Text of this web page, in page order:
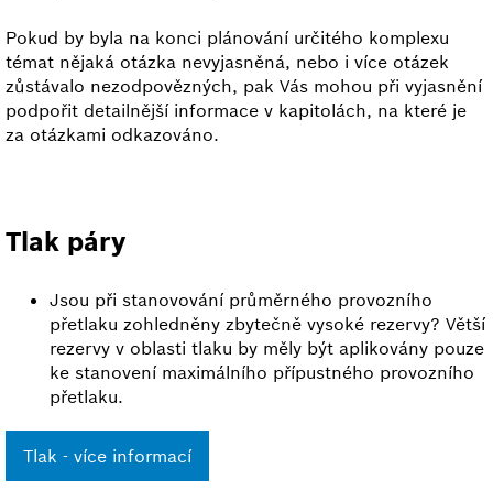
Pokud by byla na konci plánování určitého komplexu
témat nějaká otázka nevyjasněná, nebo i více otázek
zůstávalo nezodpovězných, pak Vás mohou při vyjasnění
podpořit detailnější informace v kapitolách, na které je
za otázkami odkazováno.
Tlak páry
Jsou při stanovování průměrného provozního
přetlaku zohledněny zbytečně vysoké rezervy? Větší
rezervy v oblasti tlaku by měly být aplikovány pouze
ke stanovení maximálního přípustného provozního
přetlaku.
Tlak - více informací